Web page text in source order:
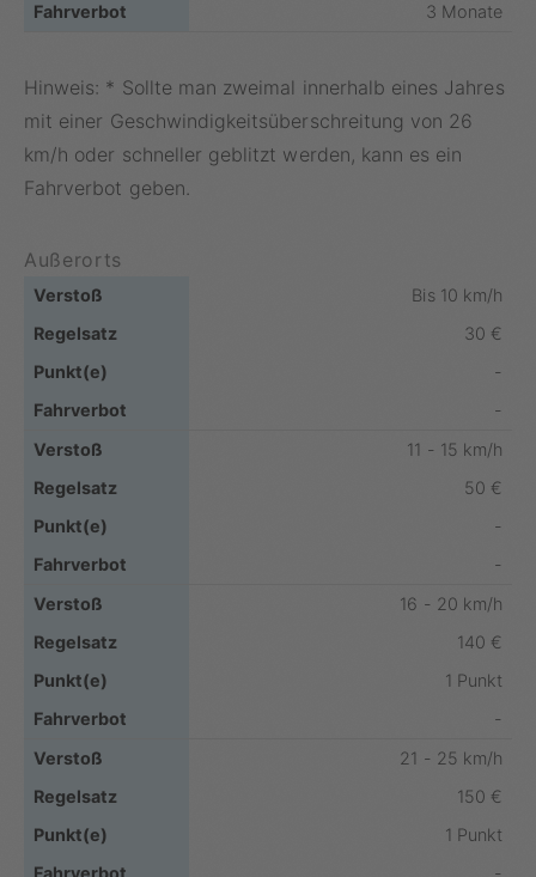
3 Monate
Hinweis: * Sollte man zweimal innerhalb eines Jahres
mit einer Geschwindigkeitsüberschreitung von 26
km/h oder schneller geblitzt werden, kann es ein
Fahrverbot geben.
Außerorts
Bis 10 km/h
30 €
-
-
11 - 15 km/h
50 €
-
-
16 - 20 km/h
140 €
1 Punkt
-
21 - 25 km/h
150 €
1 Punkt
-